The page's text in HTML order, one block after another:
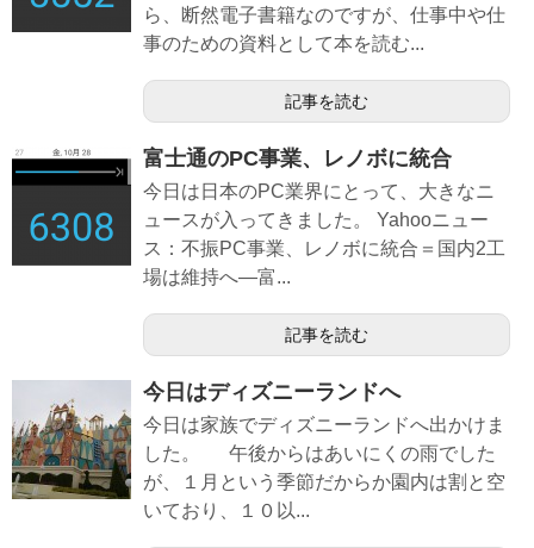
ら、断然電子書籍なのですが、仕事中や仕
事のための資料として本を読む...
記事を読む
富士通のPC事業、レノボに統合
今日は日本のPC業界にとって、大きなニ
ュースが入ってきました。 Yahooニュー
ス：不振PC事業、レノボに統合＝国内2工
場は維持へ―富...
記事を読む
今日はディズニーランドへ
今日は家族でディズニーランドへ出かけま
した。 午後からはあいにくの雨でした
が、１月という季節だからか園内は割と空
いており、１０以...